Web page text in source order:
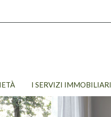
I SERVIZI IMMOBILIARI